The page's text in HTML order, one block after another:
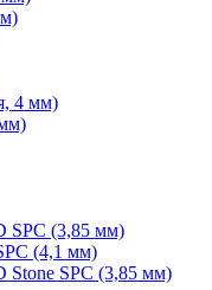
4 мм)
SPC (3,85 мм)
(4,1 мм)
SPC (3,85 мм)